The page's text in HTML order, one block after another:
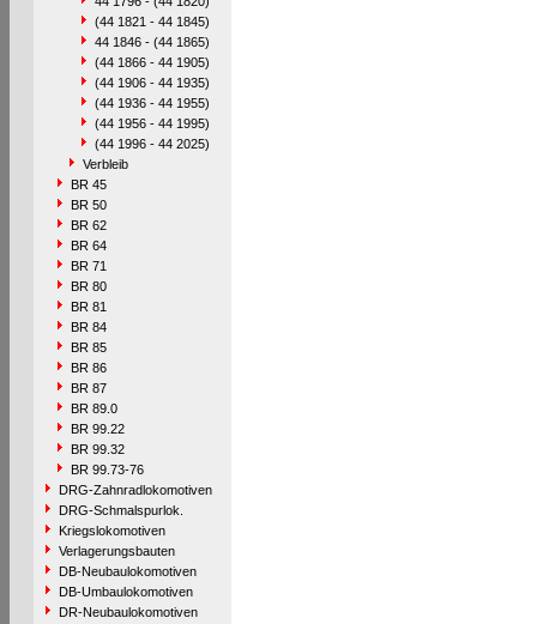
(44 1821 - 44 1845)
44 1846 - (44 1865)
(44 1866 - 44 1905)
(44 1906 - 44 1935)
(44 1936 - 44 1955)
(44 1956 - 44 1995)
(44 1996 - 44 2025)
Verbleib
BR 45
BR 50
BR 62
BR 64
BR 71
BR 80
BR 81
BR 84
BR 85
BR 86
BR 87
BR 89.0
BR 99.22
BR 99.32
BR 99.73-76
DRG-Zahnradlokomotiven
DRG-Schmalspurlok.
Kriegslokomotiven
Verlagerungsbauten
DB-Neubaulokomotiven
DB-Umbaulokomotiven
DR-Neubaulokomotiven